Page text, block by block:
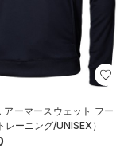
アーマースウェット フー
レーニング/UNISEX）